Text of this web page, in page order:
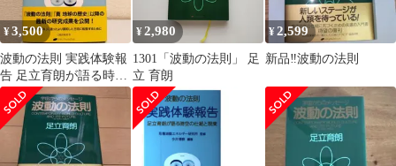
¥3,500
波動の法則 実践体験報
告 足立育朗が語る時空
の仕組と現実
¥2,980
1301「波動の法則」 足
立 育朗
¥2,599
新品‼️波動の法則